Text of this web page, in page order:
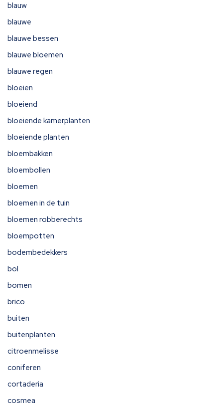
blauw
blauwe
blauwe bessen
blauwe bloemen
blauwe regen
bloeien
bloeiend
bloeiende kamerplanten
bloeiende planten
bloembakken
bloembollen
bloemen
bloemen in de tuin
bloemen robberechts
bloempotten
bodembedekkers
bol
bomen
brico
buiten
buitenplanten
citroenmelisse
coniferen
cortaderia
cosmea